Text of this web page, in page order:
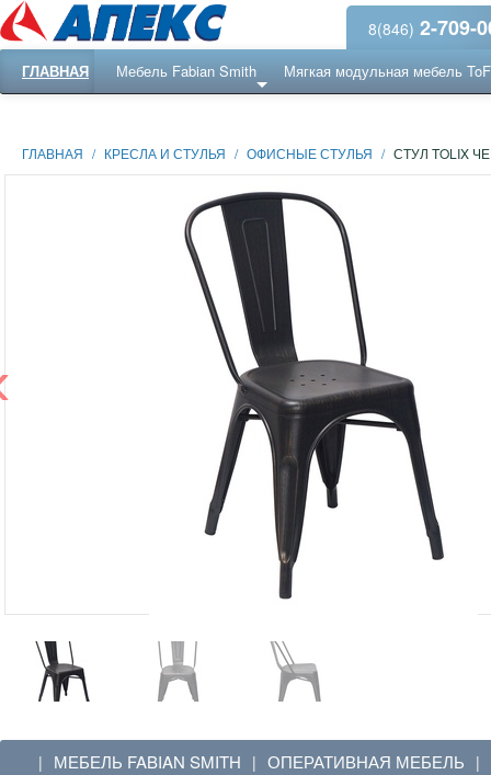
8(846) 2-709-
ГЛАВНАЯ Мебель Fabian Smith Мягкая модульная мебель
ГЛАВНАЯ / КРЕСЛА И СТУЛЬЯ / ОФИСНЫЕ СТУЛЬЯ / СТУЛ TOLIX
| МЕБЕЛЬ FABIAN SMITH | ОПЕРАТИВНАЯ МЕБЕЛЬ |